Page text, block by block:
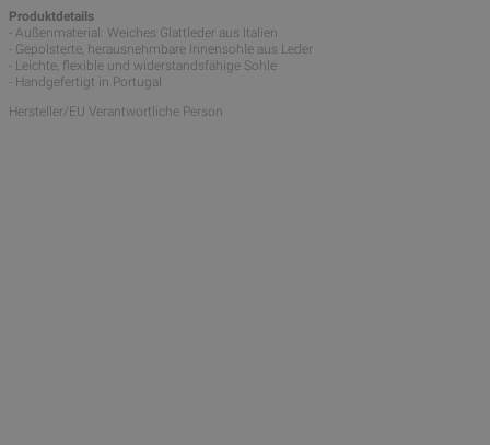
Produktdetails
- Außenmaterial: Weiches Glattleder aus Italien
- Gepolsterte, herausnehmbare Innensohle aus Leder
- Leichte, flexible und widerstandsfähige Sohle
- Handgefertigt in Portugal
Hersteller/EU Verantwortliche Person